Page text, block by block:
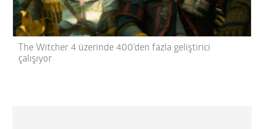
The Witcher 4 üzerinde 400’den fazla geliştirici
çalışıyor